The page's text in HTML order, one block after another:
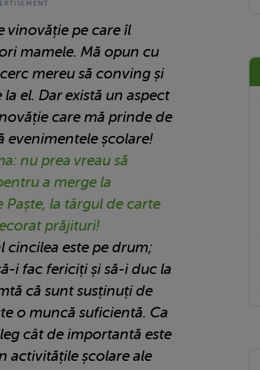
vinovăție pe care îl
mamele. Mă opun cu
mereu să conving și
el. Dar există un aspect
care mă prinde de
evenimentele școlare!
nu prea vreau să
a merge la
la târgul de carte
prăjituri!
cincilea este pe drum;
i fac fericiți și să-i duc la
că sunt susținuți de
o muncă suficientă. Ca
cât de importantă este
activitățile școlare ale